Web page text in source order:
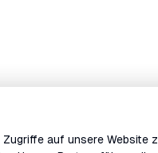
auf unsere Website